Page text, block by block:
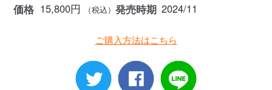
価格 15,800円 （税込） 発売時期 2024/11
ご購入方法はこちら